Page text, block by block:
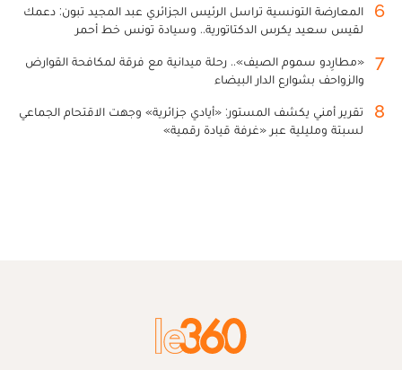
6
المعارضة التونسية تراسل الرئيس الجزائري عبد المجيد تبون: دعمك
لقيس سعيد يكرس الدكتاتورية.. وسيادة تونس خط أحمر
7
«مطارِدو سموم الصيف».. رحلة ميدانية مع فرقة لمكافحة القوارض
والزواحف بشوارع الدار البيضاء
8
تقرير أمني يكشف المستور: «أيادي جزائرية» وجهت الاقتحام الجماعي
لسبتة ومليلية عبر «غرفة قيادة رقمية»